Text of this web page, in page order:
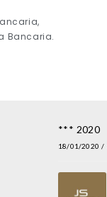
Bancaria.
*** 2020
18/01/2020 /